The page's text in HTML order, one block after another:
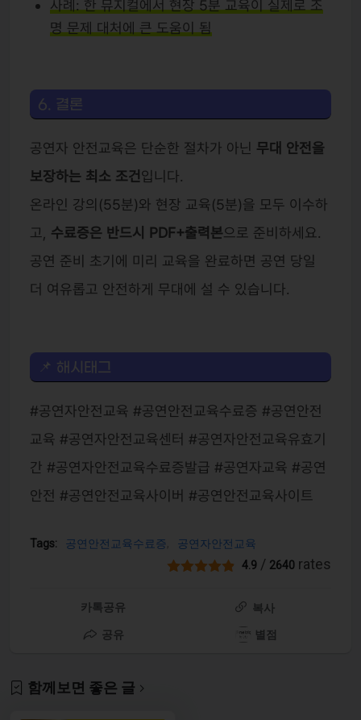
사례: 한 뮤지컬에서 현장 5분 교육이 실제로 조
명 문제 대처에 큰 도움이 됨
6. 결론
공연자 안전교육은 단순한 절차가 아닌 무대 안전을
보장하는 최소 조건입니다.
온라인 강의(55분)와 현장 교육(5분)을 모두 이수하
고, 수료증은 반드시 PDF+출력본으로 준비하세요.
공연 준비 초기에 미리 교육을 완료하면 공연 당일
더 여유롭고 안전하게 무대에 설 수 있습니다.
📌 해시태그
#공연자안전교육 #공연안전교육수료증 #공연안전
교육 #공연자안전교육센터 #공연자안전교육유효기
간 #공연자안전교육수료증발급 #공연자교육 #공연
안전 #공연안전교육사이버 #공연안전교육사이트
Tags: 공연안전교육수료증
공연자안전교육
4.9 / 2640 rates
카톡공유 복사
공유 별점
함께보면 좋은 글